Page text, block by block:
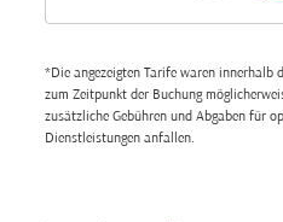
*Die angezeigten Tarife waren innerhalb
zum Zeitpunkt der Buchung
zusätzliche Gebühren und Abgaben für
Dienstleistungen anfallen.